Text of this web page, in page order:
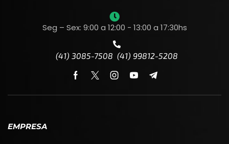
Seg – Sex: 9:00 a 12:00 - 13:00 a 17:30hs
(41) 3085-7508 (41) 99812-5208
EMPRESA